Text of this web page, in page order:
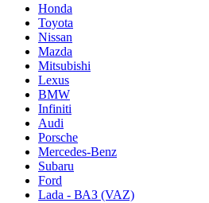
Honda
Toyota
Nissan
Mazda
Mitsubishi
Lexus
BMW
Infiniti
Audi
Porsche
Mercedes-Benz
Subaru
Ford
Lada - ВАЗ (VAZ)